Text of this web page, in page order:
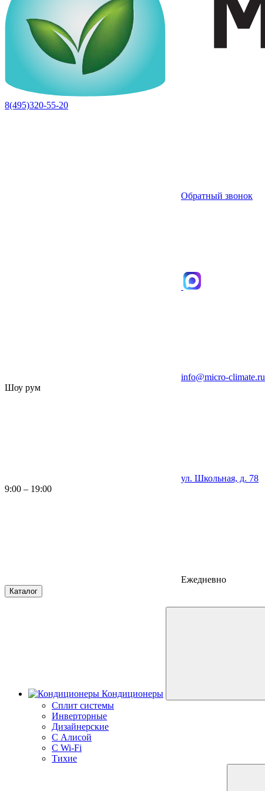
8(495)320-55-20
Обратный звонок
info@micro-climate.ru
Шоу рум
ул. Школьная, д. 78
9:00 – 19:00
Ежедневно
Каталог
Кондиционеры
Сплит системы
Инверторные
Дизайнерские
С Алисой
C Wi-Fi
Тихие